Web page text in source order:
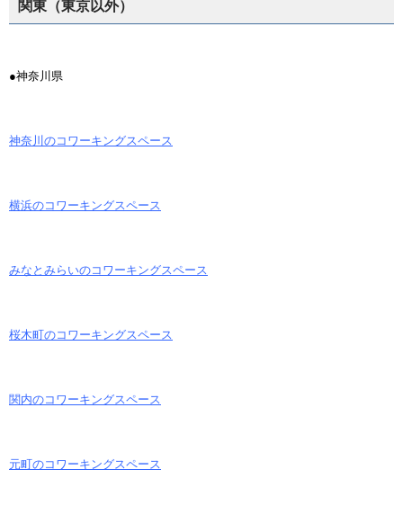
関東（東京以外）
●神奈川県
神奈川のコワーキングスペース
横浜のコワーキングスペース
みなとみらいのコワーキングスペース
桜木町のコワーキングスペース
関内のコワーキングスペース
元町のコワーキングスペース